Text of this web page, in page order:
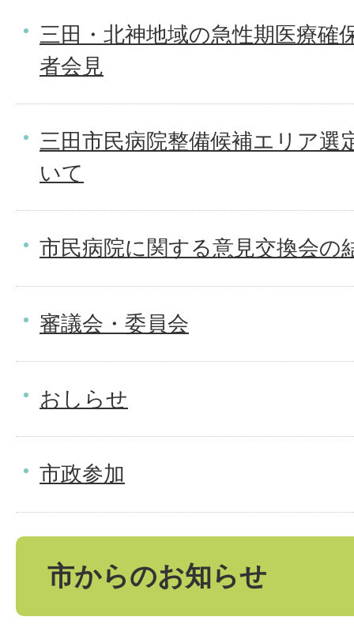
三田・北神地域の急性期医療確
者会見
三田市民病院整備候補エリア選
いて
市民病院に関する意見交換会の
審議会・委員会
おしらせ
市政参加
市からのお知らせ